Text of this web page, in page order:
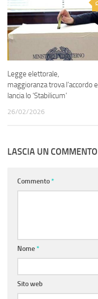
Legge elettorale,
maggioranza trova l’accordo e
lancia lo ‘Stabilicum’
26/02/2026
LASCIA UN COMMENTO
Commento*
Nome*
Sito web